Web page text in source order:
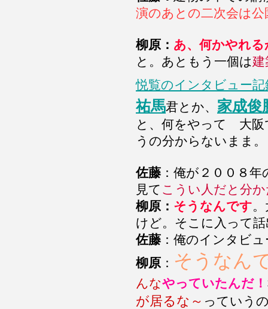
演のあとの二次会は公
柳原： あ、何かやれ
と。あともう一個は建
悦覧のインタビュー記
祐馬君とか、 家成俊
と、何をやって 大阪
うの分からないまま。
佐藤 ：俺が２００８
見て こうい人だと分
柳原： そうなんです
けど。そこに入って
佐藤 ：俺のインタビ
柳原 ： そうなん
んなやっていたんだ！
が居るな～ っていう